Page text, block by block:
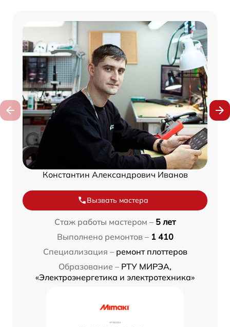
Константин Александрович Иванов
Вызвать мастера
Стаж работы мастером – 5 лет
Выполнено ремонтов – 1 410
Специализация – ремонт плоттеров
Образование – РТУ МИРЭА,
«Электроэнергетика и электротехника»